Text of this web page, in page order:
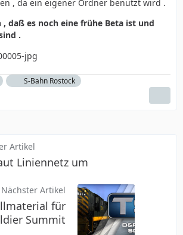
, da ein eigener Ordner benutzt wird .
daß es noch eine frühe Beta ist und
.
S-Bahn Rostock
Artikel
Liniennetz um
Nächster Artikel
für
Summit